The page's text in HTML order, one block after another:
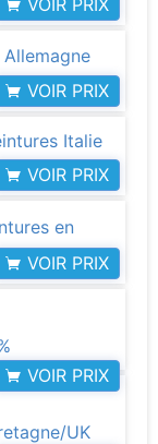
VOIR PRIX
VOIR PRIX
Italie
VOIR PRIX
en
VOIR PRIX
VOIR PRIX
UK